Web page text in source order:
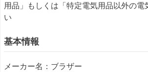
用品」もしくは「特定電気用品以外の電
い
基本情報
メーカー名：ブラザー